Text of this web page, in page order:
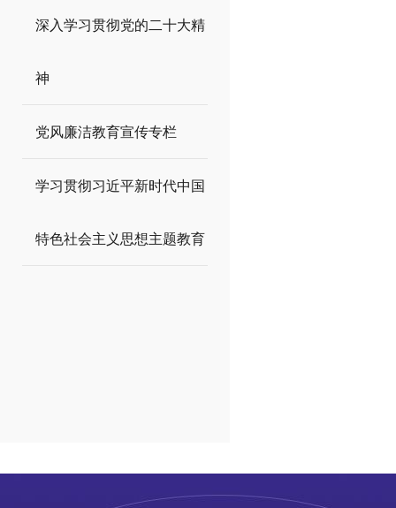
深入学习贯彻党的二十大精
神
党风廉洁教育宣传专栏
学习贯彻习近平新时代中国
特色社会主义思想主题教育